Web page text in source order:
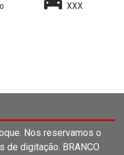
XXX
Nos reservamos o
digitação. BRANCO